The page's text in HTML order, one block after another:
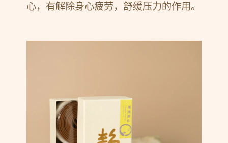
心，有解除身心疲劳，舒缓压力的作用。